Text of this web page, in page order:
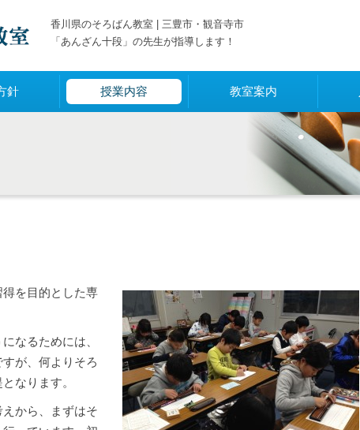
香川県のそろばん教室 | 三豊市・観音寺市
「あんざん十段」の先生が指導します！
針 授業内容 教室案内
得を目的とした専
なるためには、
が、何よりそろ
なります。
えから、まずはそ